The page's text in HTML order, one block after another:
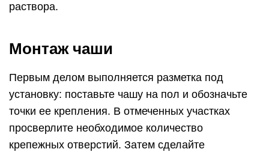
раствора.
Монтаж чаши
Первым делом выполняется разметка под
установку: поставьте чашу на пол и обозначьте
точки ее крепления. В отмеченных участках
просверлите необходимое количество
крепежных отверстий. Затем сделайте